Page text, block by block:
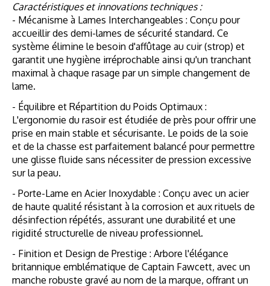
Caractéristiques et innovations techniques :
- Mécanisme à Lames Interchangeables : Conçu pour
accueillir des demi-lames de sécurité standard. Ce
système élimine le besoin d'affûtage au cuir (strop) et
garantit une hygiène irréprochable ainsi qu'un tranchant
maximal à chaque rasage par un simple changement de
lame.
- Équilibre et Répartition du Poids Optimaux :
L'ergonomie du rasoir est étudiée de près pour offrir une
prise en main stable et sécurisante. Le poids de la soie
et de la chasse est parfaitement balancé pour permettre
une glisse fluide sans nécessiter de pression excessive
sur la peau.
- Porte-Lame en Acier Inoxydable : Conçu avec un acier
de haute qualité résistant à la corrosion et aux rituels de
désinfection répétés, assurant une durabilité et une
rigidité structurelle de niveau professionnel.
- Finition et Design de Prestige : Arbore l'élégance
britannique emblématique de Captain Fawcett, avec un
manche robuste gravé au nom de la marque, offrant un